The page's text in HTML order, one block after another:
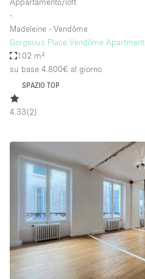
Appartamento/loft
∙
Madeleine - Vendôme
Gorgeous Place Vendôme Apartment
102 m²
su base 4.800€ al giorno
SPAZIO TOP
4.33(2)